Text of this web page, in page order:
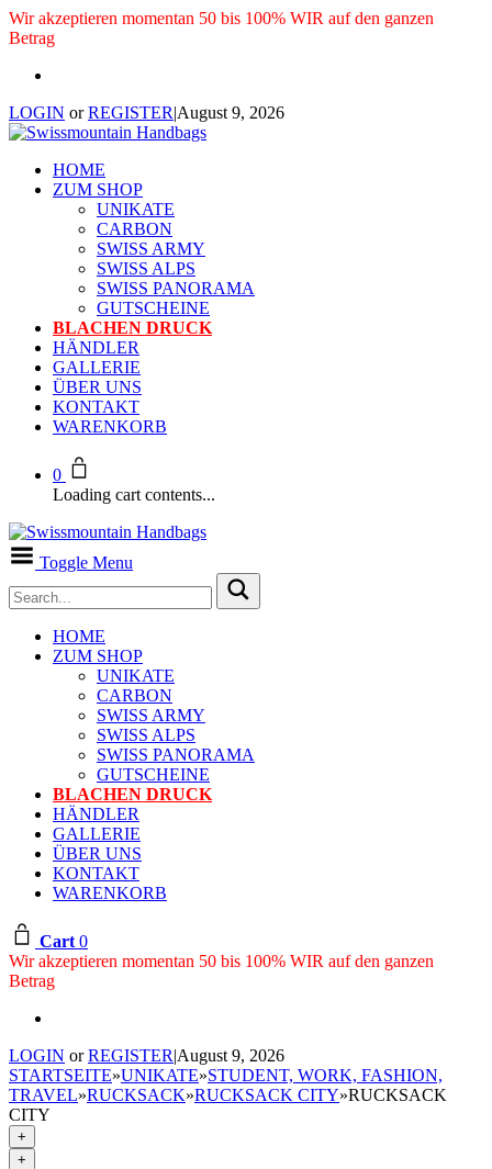
Wir akzeptieren momentan 50 bis 100% WIR auf den ganzen
Betrag
LOGIN orREGISTER|August 9, 2026
HOME
ZUM SHOP
UNIKATE
CARBON
SWISS ARMY
SWISS ALPS
SWISS PANORAMA
GUTSCHEINE
BLACHEN DRUCK
HÄNDLER
GALLERIE
ÜBER UNS
KONTAKT
WARENKORB
0
Loading cart contents...
Toggle Menu
HOME
ZUM SHOP
UNIKATE
CARBON
SWISS ARMY
SWISS ALPS
SWISS PANORAMA
GUTSCHEINE
BLACHEN DRUCK
HÄNDLER
GALLERIE
ÜBER UNS
KONTAKT
WARENKORB
Cart 0
Wir akzeptieren momentan 50 bis 100% WIR auf den ganzen
Betrag
LOGIN orREGISTER|August 9, 2026
STARTSEITE»UNIKATE»STUDENT, WORK, FASHION,
TRAVEL»RUCKSACK»RUCKSACK CITY»RUCKSACK
CITY
+
+